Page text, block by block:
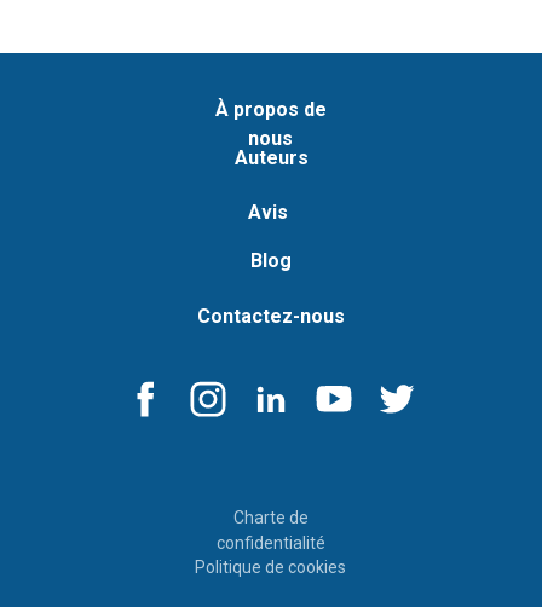
À propos de
nous
Charte de
confidentialité
Politique de cookies
Avis
Auteurs
Blog
Contactez-nous